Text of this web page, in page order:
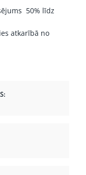
50% līdz
atkarībā no